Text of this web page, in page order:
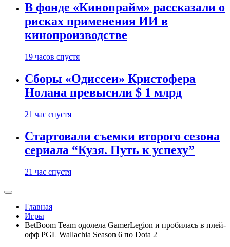
В фонде «Кинопрайм» рассказали о
рисках применения ИИ в
кинопроизводстве
19 часов спустя
Сборы «Одиссеи» Кристофера
Нолана превысили $ 1 млрд
21 час спустя
Стартовали съемки второго сезона
сериала “Кузя. Путь к успеху”
21 час спустя
Главная
Игры
BetBoom Team одолела GamerLegion и пробилась в плей-
офф PGL Wallachia Season 6 по Dota 2